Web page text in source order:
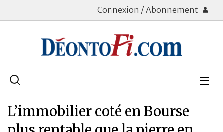
Connexion / Abonnement
Rechercher
Bourse
L’immobilier coté en Bourse